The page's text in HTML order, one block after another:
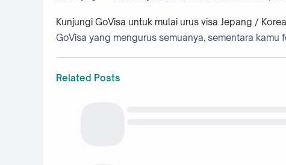
Kunjungi GoVisa untuk mulai urus visa Jepang /
GoVisa yang mengurus semuanya, sementara
Related Posts